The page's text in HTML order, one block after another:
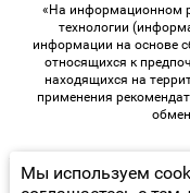
«На информационном
технологии
информации на основе
относящихся к
находящихся на
применения
© 2026
Мы используем